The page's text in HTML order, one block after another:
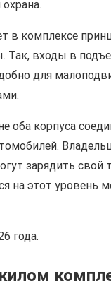
в комплексе
Так, входы в
для
оба корпуса
зарядить свой
на этот уровень
года.